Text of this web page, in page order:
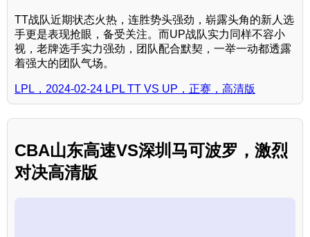
TT战队近期状态火热，连胜势头强劲，崭露头角的新人选
手更是表现抢眼，备受关注。而UP战队实力同样不容小
视，老牌选手实力强劲，团队配合默契，一举一动都透露
着强大的团队气场。
LPL，2024-02-24 LPL TT VS UP，正赛，高清版
CBA山东高速VS深圳马可波罗，激烈
对决高清版